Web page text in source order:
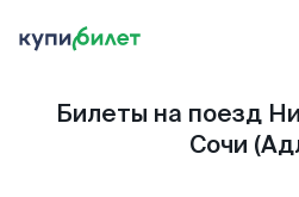
Билеты на поезд
Сочи